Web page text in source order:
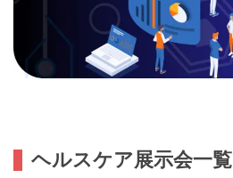
ヘルスケア展示会一覧